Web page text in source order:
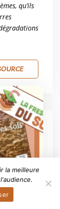
qu’ils
la meilleure